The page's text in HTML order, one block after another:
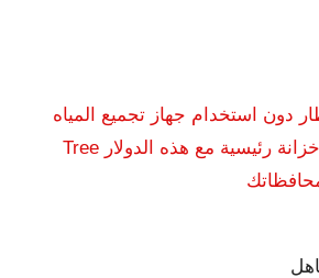
دون استخدام جهاز تجميع المياه
احفظ مساحة خزانة رئيسية مع هذه الدولار Tree